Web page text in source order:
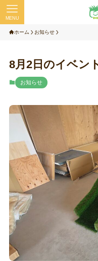
MENU
ホーム お知らせ
8月2日のイベン
お知らせ